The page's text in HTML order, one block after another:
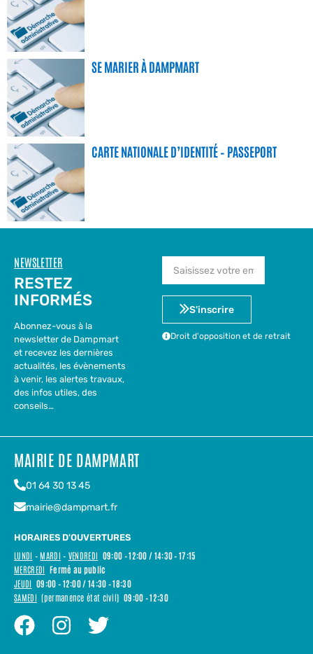
SE MARIER À DAMPMART
CARTE NATIONALE D’IDENTITÉ – PASSEPORT
NEWSLETTER
RESTEZ
INFORMÉS
Abonnez-vous à la
newsletter de Dampmart
et recevez les dernières
actualités, les évènements
à venir, les alertes travaux,
des infos utiles, des
conseils…
S'inscrire
Droit d'opposition et de retrait
MAIRIE DE DAMPMART
01 64 30 13 45
mairie@dampmart.fr
HORAIRES D'OUVERTURES
LUNDI –MARDI – VENDREDI 09:00 – 12:00 / 14:30 – 17:15
MERCREDI Fermé au public
JEUDI 09:00 – 12:00 / 14:30 – 18:30
SAMEDI (permanence état civil) 09:00 – 12:30